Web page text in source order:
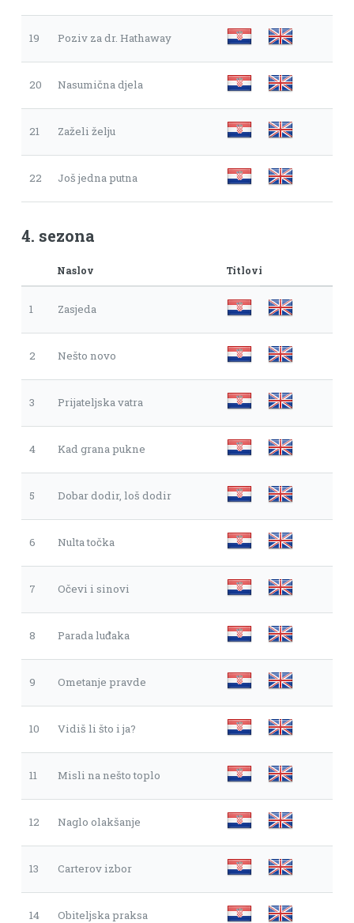
19 Poziv za dr. Hathaway
20 Nasumična djela
21 Zaželi želju
22 Još jedna putna
4. sezona
Naslov Titlovi
1 Zasjeda
2 Nešto novo
3 Prijateljska vatra
4 Kad grana pukne
5 Dobar dodir, loš dodir
6 Nulta točka
7 Očevi i sinovi
8 Parada luđaka
9 Ometanje pravde
10 Vidiš li što i ja?
11 Misli na nešto toplo
12 Naglo olakšanje
13 Carterov izbor
14 Obiteljska praksa